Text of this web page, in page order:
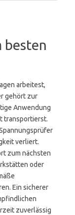
besten
arbeitest,
gehört zur
Anwendung
transportierst.
verliert.
zum nächsten
oder
Ein sicherer
zuverlässig